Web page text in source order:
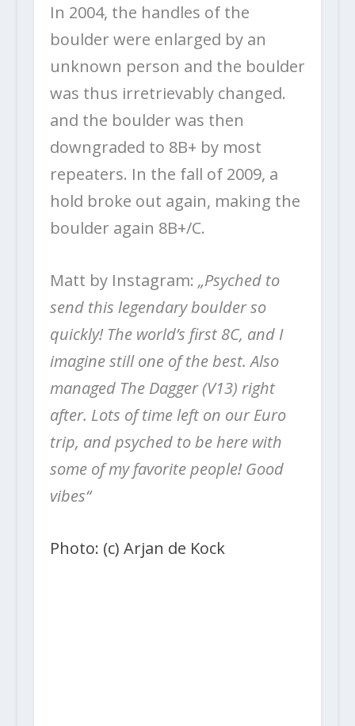
In 2004, the handles of the
boulder were enlarged by an
unknown person and the boulder
was thus irretrievably changed.
and the boulder was then
downgraded to 8B+ by most
repeaters. In the fall of 2009, a
hold broke out again, making the
boulder again 8B+/C.
Matt by Instagram: „Psyched to
send this legendary boulder so
quickly! The world’s first 8C, and I
imagine still one of the best. Also
managed The Dagger (V13) right
after. Lots of time left on our Euro
trip, and psyched to be here with
some of my favorite people! Good
vibes“
Photo: (c) Arjan de Kock